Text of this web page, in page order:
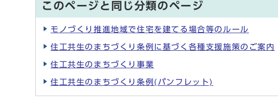
このページと同じ分類のページ
モノづくり推進地域で住宅を建てる場合等のルール
住工共生のまちづくり条例に基づく各種支援施策のご案内
住工共生のまちづくり事業
住工共生のまちづくり条例(パンフレット)